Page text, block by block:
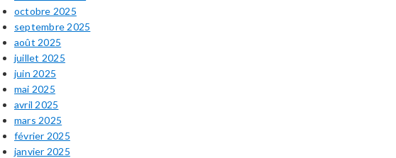
octobre 2025
septembre 2025
août 2025
juillet 2025
juin 2025
mai 2025
avril 2025
mars 2025
février 2025
janvier 2025